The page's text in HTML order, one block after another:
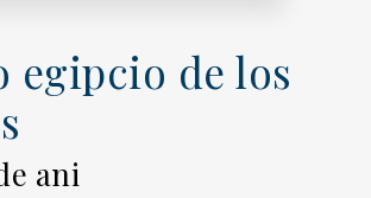
egipcio de los
ani